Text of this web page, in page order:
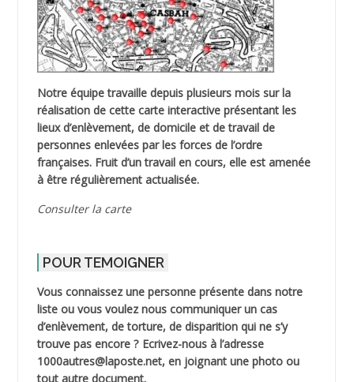
Notre équipe travaille depuis plusieurs mois sur la
réalisation de cette carte interactive présentant les
lieux d’enlèvement, de domicile et de travail de
personnes enlevées par les forces de l’ordre
françaises. Fruit d’un travail en cours, elle est amenée
à être régulièrement actualisée.
Consulter la carte
POUR TEMOIGNER
Vous connaissez une personne présente dans notre
liste ou vous voulez nous communiquer un cas
d’enlèvement, de torture, de disparition qui ne s’y
trouve pas encore ? Ecrivez-nous à l’adresse
1000autres@laposte.net, en joignant une photo ou
tout autre document.